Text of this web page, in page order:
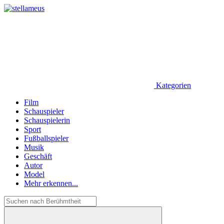
Kategorien
Film
Schauspieler
Schauspielerin
Sport
Fußballspieler
Musik
Geschäft
Autor
Model
Mehr erkennen...